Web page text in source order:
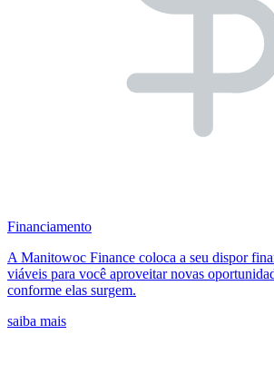
Financiamento
A Manitowoc Finance coloca a seu dispor
viáveis para você aproveitar novas
conforme elas surgem.
saiba mais